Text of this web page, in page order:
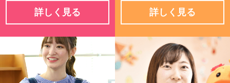
詳しく見る 詳しく見る